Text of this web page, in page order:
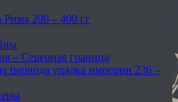
200 – 400 гг
– Северная граница
периода упадка империи 236 –